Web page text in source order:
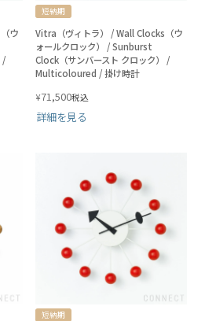
ウ
/
短納期
Vitra（ヴィトラ） / Wall Clocks（ウ
ォールクロック） / Sunburst
Clock（サンバースト クロック） /
Multicoloured / 掛け時計
¥71,500税込
詳細を見る
短納期